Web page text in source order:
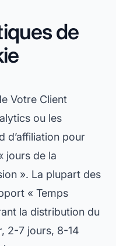
de
Votre Client
ou les
d’affiliation pour
jours de la
». La plupart des
« Temps
la distribution du
2-7 jours, 8-14